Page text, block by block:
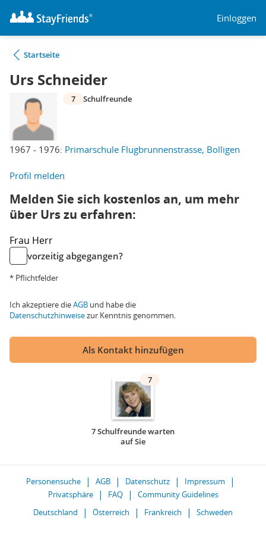
Einloggen
Startseite
Urs Schneider
1967 - 1976: Primarschule Flugbrunnenstrasse, Bolligen
7 Schulfreunde
Profil melden
Melden Sie sich kostenlos an, um mehr
über Urs zu erfahren:
Frau Herr
vorzeitig abgegangen?
* Pflichtfelder
Ich akzeptiere dieAGB und habe die
Datenschutzhinweisezur Kenntnis genommen.
Als Kontakt hinzufügen
7
7 Schulfreunde warten
auf Sie
Personensuche AGB Datenschutz
Impressum
Privatsphäre
FAQ
Community Guidelines
Deutschland
Österreich Frankreich Schweden